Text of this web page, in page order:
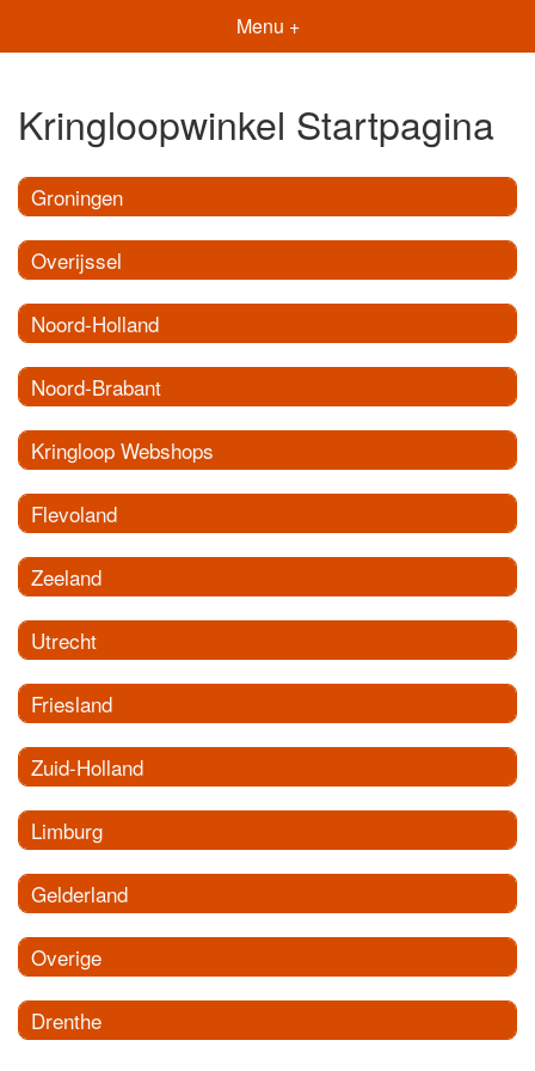
Menu +
Kringloopwinkel Startpagina
Groningen
Overijssel
Noord-Holland
Noord-Brabant
Kringloop Webshops
Flevoland
Zeeland
Utrecht
Friesland
Zuid-Holland
Limburg
Gelderland
Overige
Drenthe